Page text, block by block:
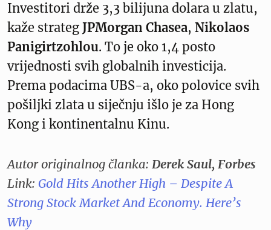
Investitori drže 3,3 bilijuna dolara u zlatu,
kaže strateg JPMorgan Chasea, Nikolaos
Panigirtzohlou. To je oko 1,4 posto
vrijednosti svih globalnih investicija.
Prema podacima UBS-a, oko polovice svih
pošiljki zlata u siječnju išlo je za Hong
Kong i kontinentalnu Kinu.
Autor originalnog članka: Derek Saul, Forbes
Link: Gold Hits Another High – Despite A
Strong Stock Market And Economy. Here’s
Why